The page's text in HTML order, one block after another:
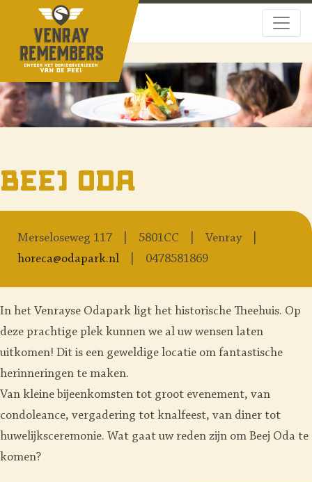
Beej Oda
Merseloseweg 117 5801CC
Venray
horeca@odapark.nl
0478581869
In het Venrayse Odapark ligt het historische Theehuis. Op
deze prachtige plek kunnen we al uw wensen laten
uitkomen! Dit is een geweldige locatie om fantastische
herinneringen te maken.
Van kleine bijeenkomsten tot groot evenement, van
condoleance, vergadering tot knalfeest, van diner tot
huwelijksceremonie. Wat gaat uw reden zijn om Beej Oda te
komen?